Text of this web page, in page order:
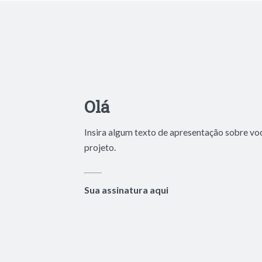
Olá
Insira algum texto de apresentação sobre
projeto.
Sua assinatura aqui